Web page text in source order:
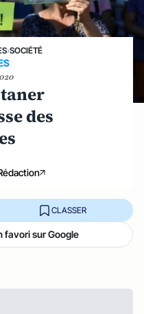
›SOCIÉTÉ
des
CLASSER
favori sur Google